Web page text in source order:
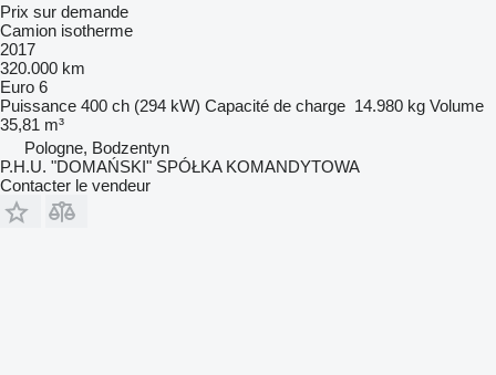
Prix sur demande
Camion isotherme
2017
320.000 km
Euro 6
Puissance 400 ch (294 kW) Capacité de charge 14.980 kg Volume
35,81 m³
Pologne, Bodzentyn
P.H.U. "DOMAŃSKI" SPÓŁKA KOMANDYTOWA
Contacter le vendeur